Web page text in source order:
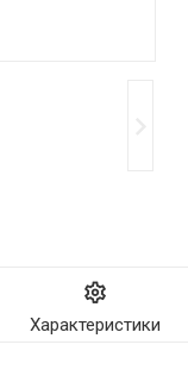
Характеристики